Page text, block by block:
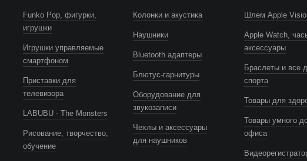
Funko Pop, фигурки,
игрушки
Игрушки управляемые
смартфоном
Приставки для
телевизора
LABUBU - The Monsters
Рисование, творчество,
обучение
Колонки и акустика
Наушники
Bluetooth адаптеры
Блютус-гарнитуры
Оборудование для
звукозаписи
Чехлы и аксессуары
для наушников
Шлем Apple
Apple Watch,
аксессуары
Браслеты и все
спорта
Товары для
Товары умного
офиса